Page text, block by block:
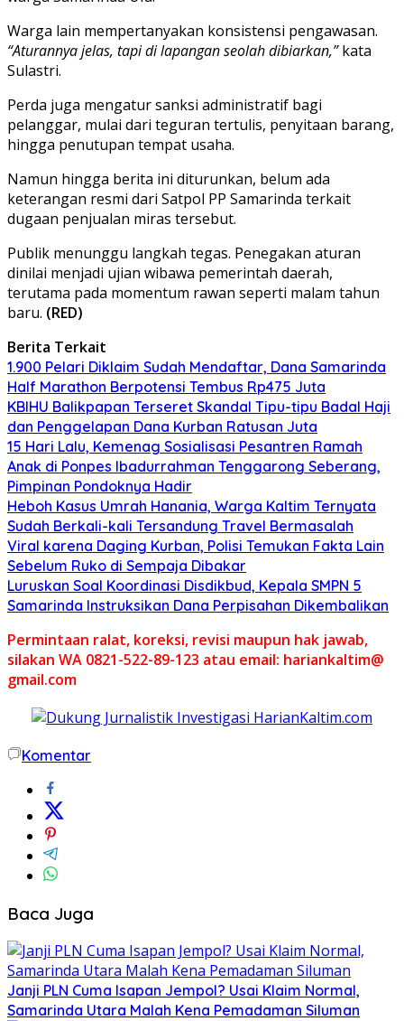
Warga lain mempertanyakan konsistensi pengawasan.
“Aturannya jelas, tapi di lapangan seolah dibiarkan,”kata
Sulastri.
Perda juga mengatur sanksi administratif bagi
pelanggar, mulai dari teguran tertulis, penyitaan barang,
hingga penutupan tempat usaha.
Namun hingga berita ini diturunkan, belum ada
keterangan resmi dari Satpol PP Samarinda terkait
dugaan penjualan miras tersebut.
Publik menunggu langkah tegas. Penegakan aturan
dinilai menjadi ujian wibawa pemerintah daerah,
terutama pada momentum rawan seperti malam tahun
baru. (RED)
Berita Terkait
1.900 Pelari Diklaim Sudah Mendaftar, Dana Samarinda
Half Marathon Berpotensi Tembus Rp475 Juta
KBIHU Balikpapan Terseret Skandal Tipu-tipu Badal Haji
dan Penggelapan Dana Kurban Ratusan Juta
15 Hari Lalu, Kemenag Sosialisasi Pesantren Ramah
Anak di Ponpes Ibadurrahman Tenggarong Seberang,
Pimpinan Pondoknya Hadir
Heboh Kasus Umrah Hanania, Warga Kaltim Ternyata
Sudah Berkali-kali Tersandung Travel Bermasalah
Viral karena Daging Kurban, Polisi Temukan Fakta Lain
Sebelum Ruko di Sempaja Dibakar
Luruskan Soal Koordinasi Disdikbud, Kepala SMPN 5
Samarinda Instruksikan Dana Perpisahan Dikembalikan
Permintaan ralat, koreksi, revisi maupun hak jawab,
silakan WA 0821-522-89-123 atau email: hariankaltim@
gmail.com
Komentar
Baca Juga
Janji PLN Cuma Isapan Jempol? Usai Klaim Normal,
Samarinda Utara Malah Kena Pemadaman Siluman